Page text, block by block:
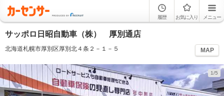
履歴 お気に入り メニュー
サッポロ日昭自動車（株） 厚別通店
北海道札幌市厚別区厚別北４条２－１－５ MAP
1/5